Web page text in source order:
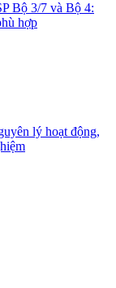
Bộ 3/7 và Bộ 4:
hợp
lý hoạt động,